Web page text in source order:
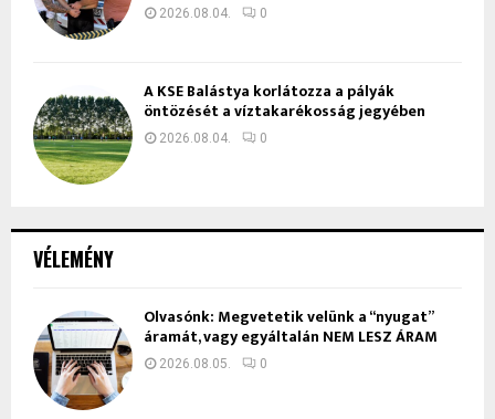
VÉLEMÉNY
Olvasónk: Megvetetik velünk a “nyugat”
áramát, vagy egyáltalán NEM LESZ ÁRAM
2026.08.05. 0
2026.08.04. 0
A KSE Balástya korlátozza a pályák
öntözését a víztakarékosság jegyében
2026.08.04. 0